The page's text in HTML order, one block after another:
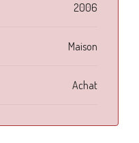
2006
Maison
Achat